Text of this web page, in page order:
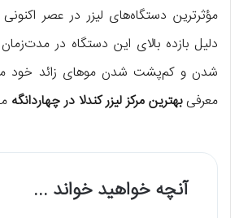
مؤثرترین دستگاه‌های لیزر در عصر
دلیل بازده بالای این دستگاه در
شدن و کم‌پشت شدن موهای زائد خود
معرفیبهترین مرکز لیزر کندلا در چهاردانگه
آنچه خواهید خواند ...